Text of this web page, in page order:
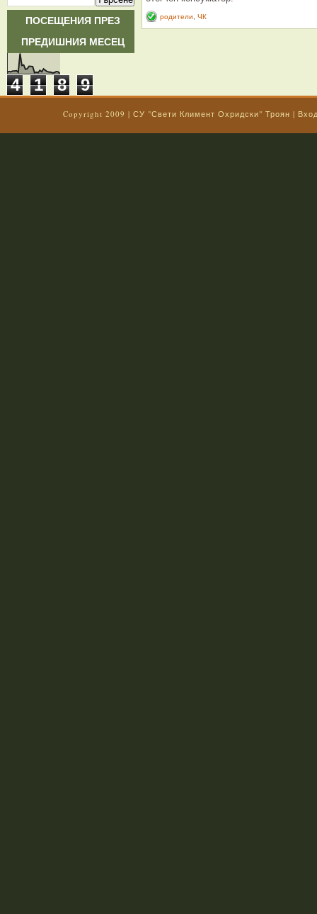
ПОСЕЩЕНИЯ ПРЕЗ
ПРЕДИШНИЯ МЕСЕЦ
4 1 8 9
родители ЧК
Copyright 2009 | СУ "Свети Климент Охридски" Троян |